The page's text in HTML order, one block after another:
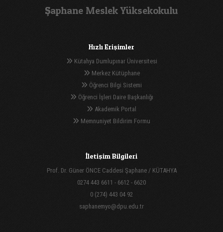
Şaphane Meslek Yüksekokulu
Hızlı Erişimler
Kütahya Dumlupınar Üniversitesi
Merkez Kütüphane
Öğrenci Bilgi Sistemi
Öğrenci İşleri Daire Başkanlığı
Akademik Portal
Memnuniyet Bildirim Formu
İletişim Bilgileri
Prof. Dr. Güner ÖNCE Caddesi Şaphane / KÜTAHYA
0274 443 6611 - 6612 - 6620
0 (274) 443 04 92
saphanemyo@dpu.edu.tr